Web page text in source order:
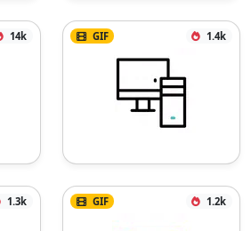
14k GIF 1.4k
1.3k GIF 1.2k